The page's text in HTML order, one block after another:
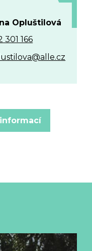
Opluštilová
301 166